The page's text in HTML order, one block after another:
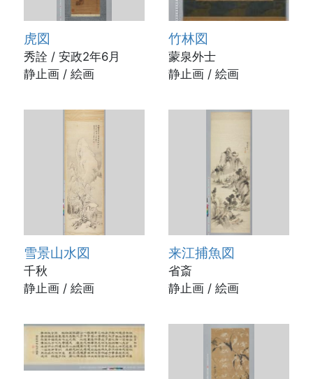
虎図
秀詮 / 安政2年6月
静止画 / 絵画
竹林図
蒙泉外士
静止画 / 絵画
雪景山水図
千秋
静止画 / 絵画
来江捕魚図
省斎
静止画 / 絵画